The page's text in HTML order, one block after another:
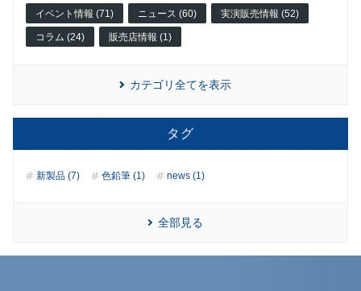
イベント情報 (71) ニュース (60) 実演販売情報 (52)
コラム (24) 販売店情報 (1)
カテゴリ全てを表示
タグ
新製品 (7) 色鉛筆 (1) news (1)
全部見る